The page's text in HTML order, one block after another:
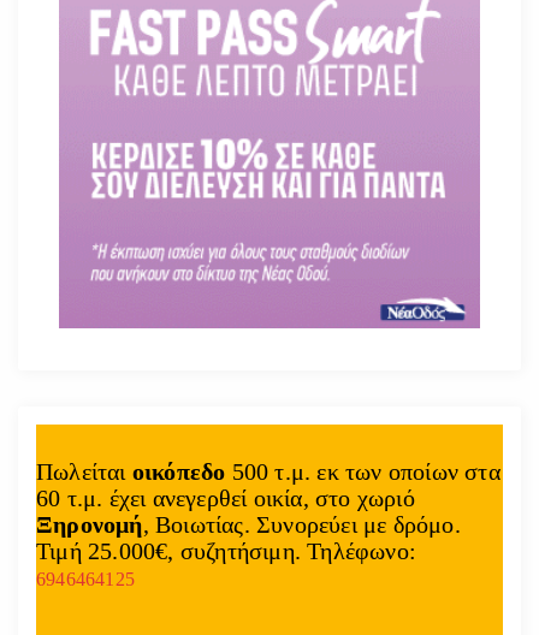
Πωλείται οικόπεδο 500 τ.μ. εκ των οποίων στα
60 τ.μ. έχει ανεγερθεί οικία, στο χωριό
Ξηρονομή, Βοιωτίας. Συνορεύει με δρόμο.
Τιμή 25.000€, συζητήσιμη. Τηλέφωνο:
6946464125